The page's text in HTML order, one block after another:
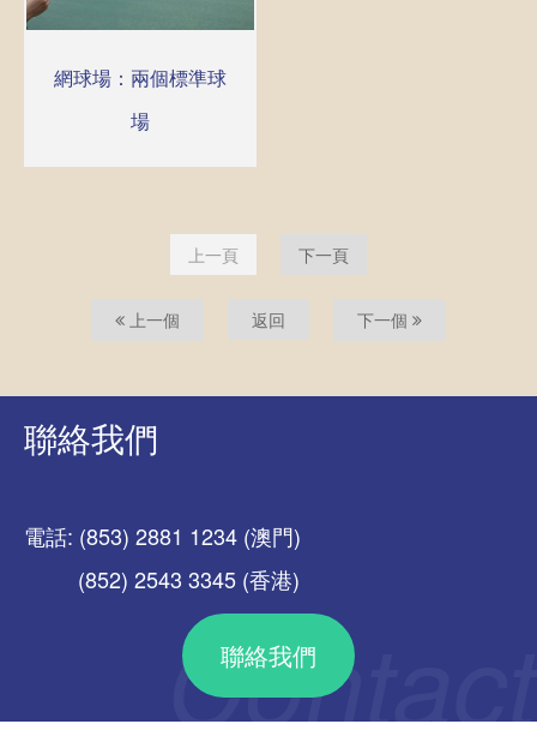
網球場：兩個標準球
場
上一頁 下一頁
上一個 返回 下一個
聯絡我們
電話: (853) 2881 1234 (澳門)
(852) 2543 3345 (香港)
聯絡我們